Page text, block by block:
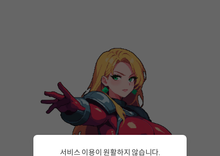
서비스 이용이 원활하지 않습니다.